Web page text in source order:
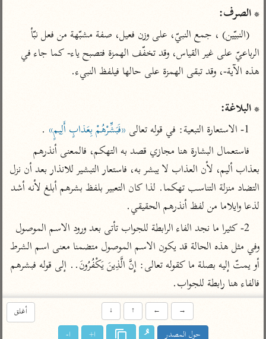
تفسير مكّي
محاسن التأويل
للقاسمي
تفسير الثعالبي
تفسير الثعلبي
حيان
البسيط للواحدي
تفسير أبي السعود
آثار
موسوعة التفسير
المأثور
تفسير مقاتل
تفسير قتادة
اشترك لتصلك أخبار مشاريعنا
اشترك
راسلنا
تعليمات•عن الباحث القرآني
* الصرف:
* البلاغة:
1- الاستعارة التبعية: في قوله تعالى
«فَبَشِّرْهُمْ بِعَذابٍ أَلِيمٍ» .
لذعا وايلاما من لفظ أنذرهم الحقيقي.
فالفاء هنا رابطة للجواب.
أغلق →
←
↑
↓
حول المصدر ا+ ا-